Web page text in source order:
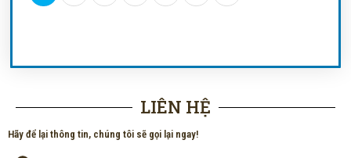
LIÊN HỆ
Hãy để lại thông tin, chúng tôi sẽ gọi lại ngay!